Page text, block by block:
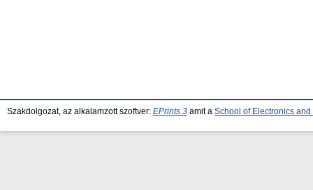
Szakdolgozat, az alkalamzott szoftver: EPrints 3 amit a School of Electronics